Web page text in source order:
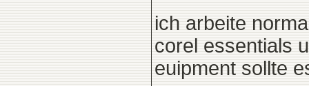
ich arbeite
corel essentials
euipment sollte